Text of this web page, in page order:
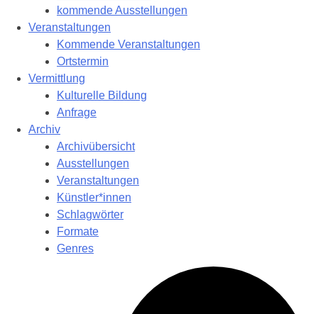
kommende Ausstellungen
Veranstaltungen
Kommende Veranstaltungen
Ortstermin
Vermittlung
Kulturelle Bildung
Anfrage
Archiv
Archivübersicht
Ausstellungen
Veranstaltungen
Künstler*innen
Schlagwörter
Formate
Genres